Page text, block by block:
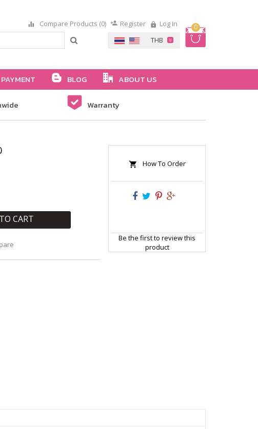
0
Compare Products (0) Register Log In
BLOG ABOUT US
Warranty
CART
How To Order
Be the first to review this
product